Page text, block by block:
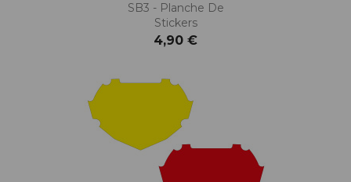
SB3 - Planche De
Stickers
4,90 €